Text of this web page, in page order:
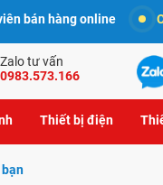
bán hàng online
Zalo tư vấn
0983.573.166
Thiết bị điện